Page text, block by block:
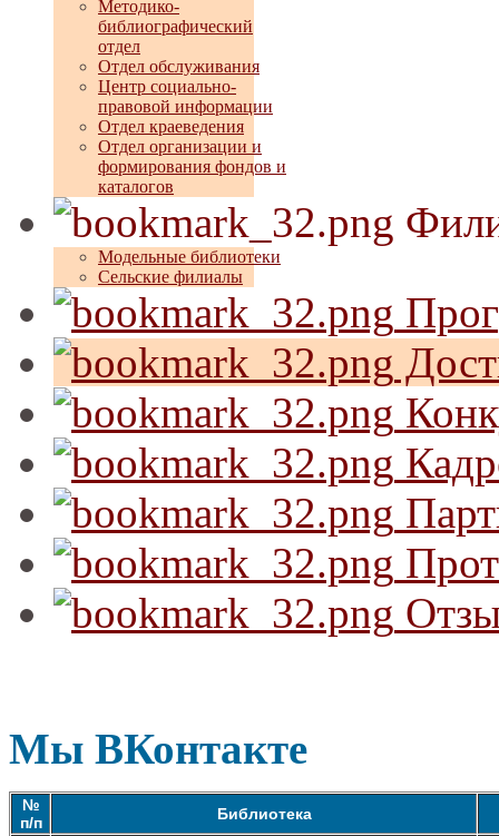
Методико-
библиографический
отдел
Отдел обслуживания
Центр социально-
правовой информации
Отдел краеведения
Отдел организации и
формирования фондов и
каталогов
Модельные библиотеки
Сельские филиалы
Мы ВКонтакте
№
п/п
Библиотека